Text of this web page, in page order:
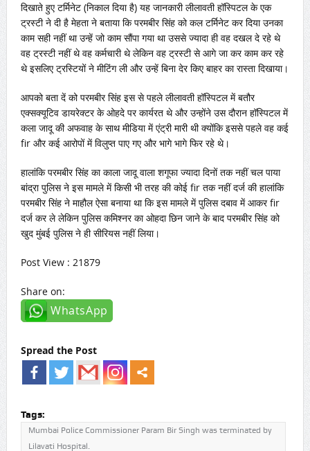
दिखाते हुए टर्मिनेट (निकाल दिया है) यह जानकारी लीलावती हॉस्पिटल के एक
ट्रस्टी ने दी है मेहता ने बताया कि परमबीर सिंह को कल टर्मिनेट कर दिया उनका
काम सही नहीं था उन्हें जो काम सौंपा गया था उससे ज्यादा ही वह दखल दे रहे थे
वह ट्रस्टी नहीं थे वह कर्मचारी थे लेकिन वह ट्रस्टी से आगे जा कर काम कर रहे
थे इसलिए ट्रस्टियों ने मीटिंग ली और उन्हें बिना देर किए बाहर का रास्ता दिखाया।
आपको बता दें को परमबीर सिंह इस से पहले लीलावती हॉस्पिटल में बतौर
एक्सक्यूटिव डायरेक्टर के ओहदे पर कार्यरत थे और उन्होंने उस दौरान हॉस्पिटल में
कला जादू की अफवाह के साथ मीडिया में एंट्री मारी थी क्योंकि इससे पहले वह कई
fir और कई आरोपों में विलुप्त पाए गए और भागे भागे फिर रहे थे।
हालांकि परमबीर सिंह का काला जादू वाला शगूफा ज्यादा दिनों तक नहीं चल पाया
बांद्रा पुलिस ने इस मामले में किसी भी तरह की कोई fir तक नहीं दर्ज की हालांकि
परमबीर सिंह ने माहौल ऐसा बनाया था कि इस मामले में पुलिस दबाव में आकर fir
दर्ज कर ले लेकिन पुलिस कमिश्नर का ओहदा छिन जाने के बाद परमबीर सिंह को
खुद मुंबई पुलिस ने ही सीरियस नहीं लिया।
Post View : 21879
Share on:
WhatsApp
Spread the Post
Tags:
Mumbai Police Commissioner Param Bir Singh was terminated by
Lilavati Hospital.